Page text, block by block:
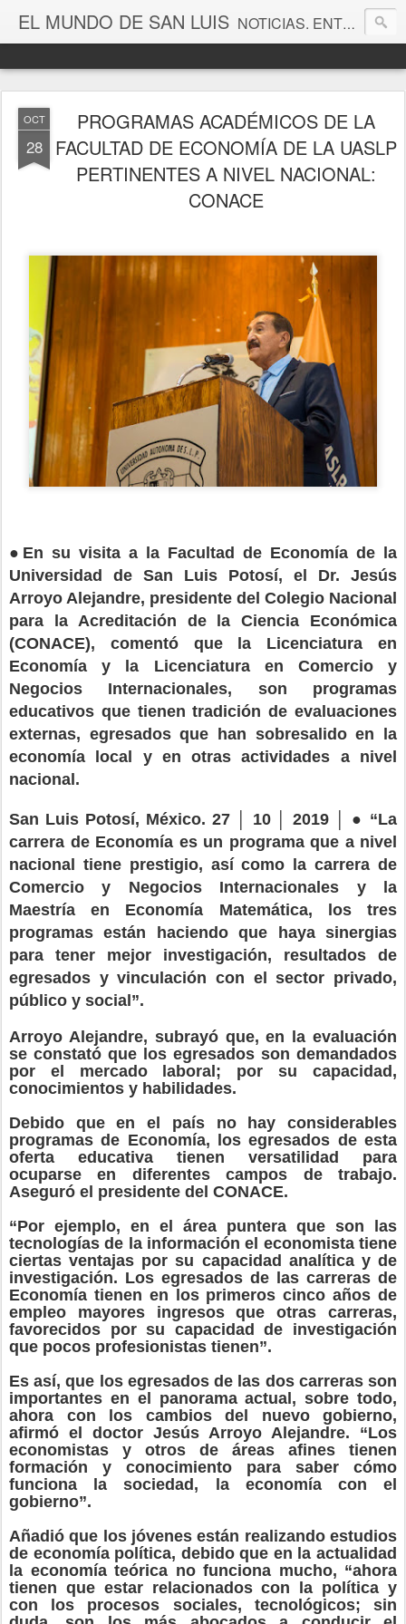
EL MUNDO DE SAN LUIS NOTICIAS. ENTRETENIMIENTO. EDITORIALES. CANAL DE VÍDEOS. GALERÍA DE FOTOGRAFÍAS.
OCT
28
PROGRAMAS ACADÉMICOS DE LA
FACULTAD DE ECONOMÍA DE LA UASLP
PERTINENTES A NIVEL NACIONAL:
CONACE
● En su visita a la Facultad de Economía de la
Universidad de San Luis Potosí, el Dr. Jesús
Arroyo Alejandre, presidente del Colegio Nacional
para la Acreditación de la Ciencia Económica
(CONACE), comentó que la Licenciatura en
Economía y la Licenciatura en Comercio y
Negocios Internacionales, son programas
educativos que tienen tradición de evaluaciones
externas, egresados que han sobresalido en la
economía local y en otras actividades a nivel
nacional.
San Luis Potosí, México. 27 │ 10 │ 2019 │ ● “La
carrera de Economía es un programa que a nivel
nacional tiene prestigio, así como la carrera de
Comercio y Negocios Internacionales y la
Maestría en Economía Matemática, los tres
programas están haciendo que haya sinergias
para tener mejor investigación, resultados de
egresados y vinculación con el sector privado,
público y social”.
Arroyo Alejandre, subrayó que, en la evaluación
se constató que los egresados son demandados
por el mercado laboral; por su capacidad,
conocimientos y habilidades.
Debido que en el país no hay considerables
programas de Economía, los egresados de esta
oferta educativa tienen versatilidad para
ocuparse en diferentes campos de trabajo.
Aseguró el presidente del CONACE.
“Por ejemplo, en el área puntera que son las
tecnologías de la información el economista tiene
ciertas ventajas por su capacidad analítica y de
investigación. Los egresados de las carreras de
Economía tienen en los primeros cinco años de
empleo mayores ingresos que otras carreras,
favorecidos por su capacidad de investigación
que pocos profesionistas tienen”.
Es así, que los egresados de las dos carreras son
importantes en el panorama actual, sobre todo,
ahora con los cambios del nuevo gobierno,
afirmó el doctor Jesús Arroyo Alejandre. “Los
economistas y otros de áreas afines tienen
formación y conocimiento para saber cómo
funciona la sociedad, la economía con el
gobierno”.
Añadió que los jóvenes están realizando estudios
de economía política, debido que en la actualidad
la economía teórica no funciona mucho, “ahora
tienen que estar relacionados con la política y
con los procesos sociales, tecnológicos; sin